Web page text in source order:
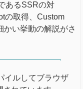
あるSSRの対
の取得、Custom
かい挙動の解説がさ
イルしてブラウザ